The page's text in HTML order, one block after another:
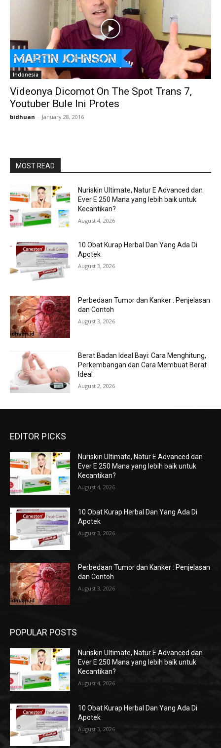
Indonesia
Videonya Dicomot On The Spot Trans 7,
Youtuber Bule Ini Protes
bidhuan - January 28, 2016
MOST READ
Nuriskin Ultimate, Natur E Advanced dan
Ever E 250 Mana yang lebih baik untuk
Kecantikan?
August 4, 2026
10 Obat Kurap Herbal Dan Yang Ada Di
Apotek
August 3, 2026
Perbedaan Tumor dan Kanker : Penjelasan
dan Contoh
August 3, 2026
Berat Badan Ideal Bayi: Cara Menghitung,
Perkembangan dan Cara Membuat Berat
Ideal
August 2, 2026
EDITOR PICKS
Nuriskin Ultimate, Natur E Advanced dan
Ever E 250 Mana yang lebih baik untuk
Kecantikan?
August 4, 2026
10 Obat Kurap Herbal Dan Yang Ada Di
Apotek
August 3, 2026
Perbedaan Tumor dan Kanker : Penjelasan
dan Contoh
August 3, 2026
POPULAR POSTS
Nuriskin Ultimate, Natur E Advanced dan
Ever E 250 Mana yang lebih baik untuk
Kecantikan?
August 4, 2026
10 Obat Kurap Herbal Dan Yang Ada Di
Apotek
August 3, 2026